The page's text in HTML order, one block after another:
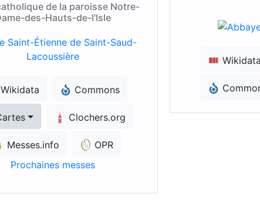
de la paroisse Notre-
des-Hauts-de-l'Isle
Wikidata Commons
Clochers.org
Messes.info
OPR
Prochaines messes
Wikidata